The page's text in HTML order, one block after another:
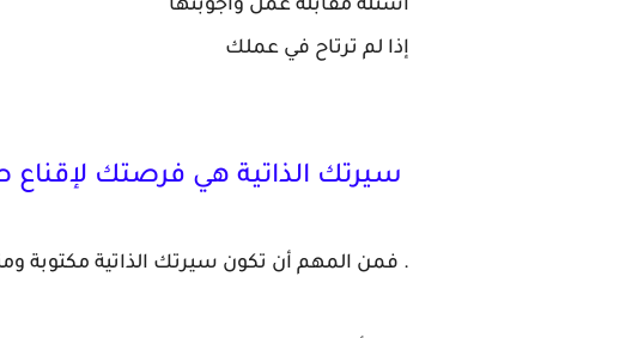
أسئلة مقابلة عمل واجوبتها
إذا لم ترتاح في عملك
سيرتك الذاتية هي فرصتك
. فمن المهم أن تكون سيرتك الذاتية